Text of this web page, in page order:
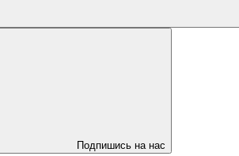
Подпишись на нас